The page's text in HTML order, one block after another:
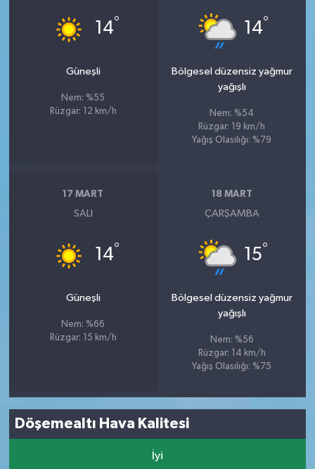
14°
Güneşli
Nem: %55
Rüzgar: 12 km/h
14°
Bölgesel düzensiz yağmur
yağışlı
Nem: %54
Rüzgar: 19 km/h
Yağış Olasılığı: %79
17 MART
SALI
14°
Güneşli
Nem: %66
Rüzgar: 15 km/h
18 MART
ÇARŞAMBA
15°
Bölgesel düzensiz yağmur
yağışlı
Nem: %56
Rüzgar: 14 km/h
Yağış Olasılığı: %75
Döşemealtı Hava Kalitesi
İyi